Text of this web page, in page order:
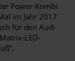
Power-Kombi.
im Jahr 2017
für den Audi
LED-